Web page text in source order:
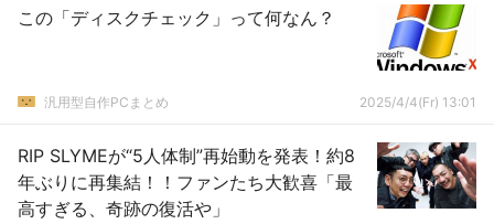
この「ディスクチェック」って何なん？
汎用型自作PCまとめ 2025/4/4(Fr) 13:01
RIP SLYMEが“5人体制”再始動を発表！約8
年ぶりに再集結！！ファンたち大歓喜「最
高すぎる、奇跡の復活や」